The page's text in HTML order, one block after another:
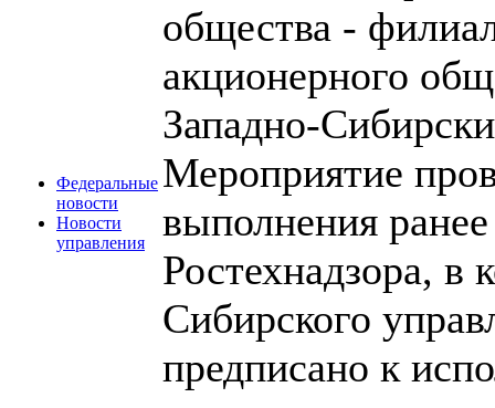
Федеральные
новости
Новости
управления
общества -
акционерного
Западно-
Мероприятие
выполнения
Ростехнадзора, в
Сибирского
предписано к